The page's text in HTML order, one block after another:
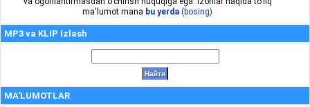
ma'lumot mana bu yerda (bosing)
MP3 va KLIP Izlash
MA'LUMOTLAR